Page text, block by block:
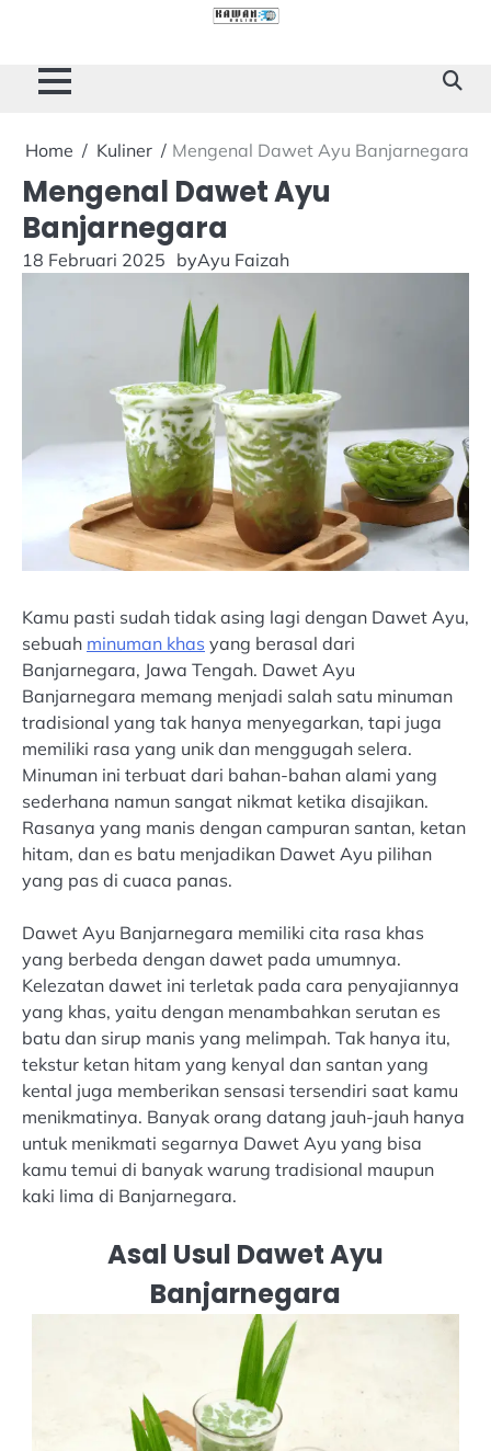
content
Home Kuliner Mengenal Dawet Ayu Banjarnegara
Mengenal Dawet Ayu
Banjarnegara
18 Februari 2025 byAyu Faizah
Kamu pasti sudah tidak asing lagi dengan Dawet Ayu,
sebuah minuman khas yang berasal dari
Banjarnegara, Jawa Tengah. Dawet Ayu
Banjarnegara memang menjadi salah satu minuman
tradisional yang tak hanya menyegarkan, tapi juga
memiliki rasa yang unik dan menggugah selera.
Minuman ini terbuat dari bahan-bahan alami yang
sederhana namun sangat nikmat ketika disajikan.
Rasanya yang manis dengan campuran santan, ketan
hitam, dan es batu menjadikan Dawet Ayu pilihan
yang pas di cuaca panas.
Dawet Ayu Banjarnegara memiliki cita rasa khas
yang berbeda dengan dawet pada umumnya.
Kelezatan dawet ini terletak pada cara penyajiannya
yang khas, yaitu dengan menambahkan serutan es
batu dan sirup manis yang melimpah. Tak hanya itu,
tekstur ketan hitam yang kenyal dan santan yang
kental juga memberikan sensasi tersendiri saat kamu
menikmatinya. Banyak orang datang jauh-jauh hanya
untuk menikmati segarnya Dawet Ayu yang bisa
kamu temui di banyak warung tradisional maupun
kaki lima di Banjarnegara.
Asal Usul Dawet Ayu
Banjarnegara